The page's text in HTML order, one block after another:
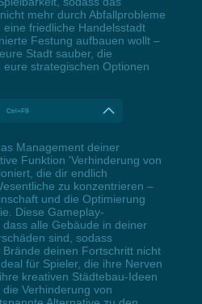
mehr durch Abfallprobleme
friedliche Handelsstadt
Festung aufbauen wollt –
Stadt sauber, die
strategischen Optionen
Ctrl+F9
Management deiner
Funktion 'Verhinderung von
die dir endlich
zu konzentrieren –
und die Optimierung
Diese Gameplay-
alle Gebäude in deiner
sind, sodass
deinen Fortschritt nicht
für Spieler, die ihre Nerven
kreativen Städtebau-Ideen
Verhinderung von